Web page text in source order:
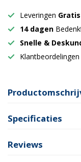
Leveringen
14 dagen
Snelle &
Klantbeordelingen
Specificaties
Reviews